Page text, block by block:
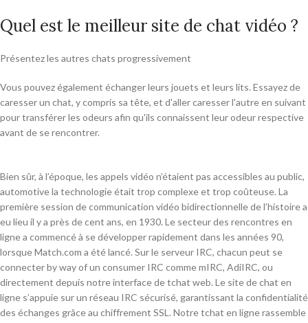
Quel est le meilleur site de chat vidéo ?
Présentez les autres chats progressivement
Vous pouvez également échanger leurs jouets et leurs lits. Essayez de
caresser un chat, y compris sa tête, et d'aller caresser l'autre en suivant
pour transférer les odeurs afin qu'ils connaissent leur odeur respective
avant de se rencontrer.
Bien sûr, à l’époque, les appels vidéo n’étaient pas accessibles au public,
automotive la technologie était trop complexe et trop coûteuse. La
première session de communication vidéo bidirectionnelle de l’histoire a
eu lieu il y a près de cent ans, en 1930. Le secteur des rencontres en
ligne a commencé à se développer rapidement dans les années 90,
lorsque Match.com a été lancé. Sur le serveur IRC, chacun peut se
connecter by way of un consumer IRC comme mIRC, AdiIRC, ou
directement depuis notre interface de tchat web. Le site de chat en
ligne s’appuie sur un réseau IRC sécurisé, garantissant la confidentialité
des échanges grâce au chiffrement SSL. Notre tchat en ligne rassemble